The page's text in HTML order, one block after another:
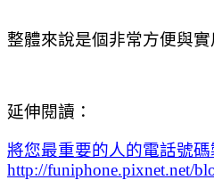
整體來說是個非常方便與
延伸閱讀：
將您最重要的人的電話號
http://funiphone.pixnet.net/